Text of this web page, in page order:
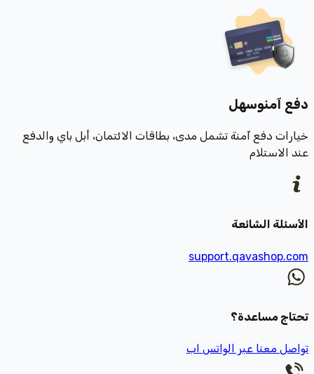
دفع آمنوسهل
خيارات دفع آمنة تشمل مدى، بطاقات الائتمان، أبل باي والدفع
عند الاستلام
الأسئلة الشائعة
support.qavashop.com
تحتاج مساعدة؟
تواصل معنا عبر الواتس اب